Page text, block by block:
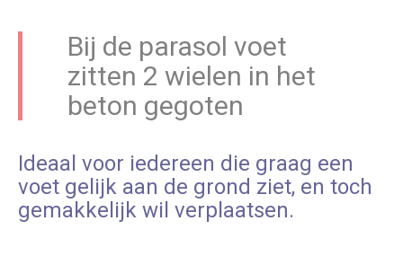
Bij de parasol voet
zitten 2 wielen in het
beton gegoten
Ideaal voor iedereen die graag een
voet gelijk aan de grond ziet, en toch
gemakkelijk wil verplaatsen.